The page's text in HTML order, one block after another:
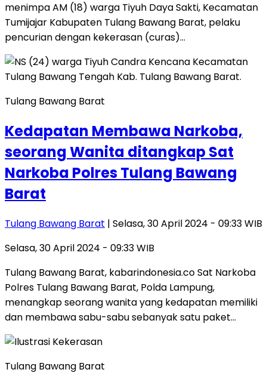
menimpa AM (18) warga Tiyuh Daya Sakti, Kecamatan
Tumijajar Kabupaten Tulang Bawang Barat, pelaku
pencurian dengan kekerasan (curas)…
Tulang Bawang Barat
Kedapatan Membawa Narkoba,
seorang Wanita ditangkap Sat
Narkoba Polres Tulang Bawang
Barat
Tulang Bawang Barat | Selasa, 30 April 2024 - 09:33 WIB
Selasa, 30 April 2024 - 09:33 WIB
Tulang Bawang Barat, kabarindonesia.co Sat Narkoba
Polres Tulang Bawang Barat, Polda Lampung,
menangkap seorang wanita yang kedapatan memiliki
dan membawa sabu-sabu sebanyak satu paket…
Tulang Bawang Barat